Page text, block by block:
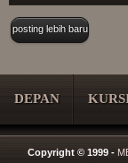
posting lebih baru
DEPAN
Copyright © 1999 -